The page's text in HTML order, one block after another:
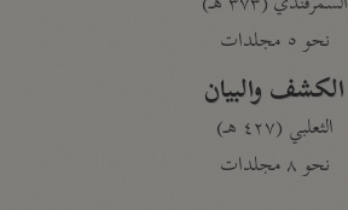
نحو ٥ مجلدات
الكشف والبيان
الثعلبي (٤٢٧ هـ)
نحو ٨ مجلدات